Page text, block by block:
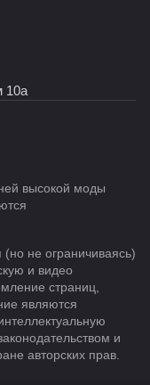
10а
высокой моды
не ограничиваясь)
и видео
страниц,
являются
и
авторских прав.